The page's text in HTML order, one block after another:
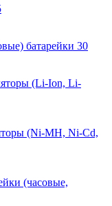
батарейки 30
(Li-Ion, Li-
(Ni-MH, Ni-Cd,
(часовые,